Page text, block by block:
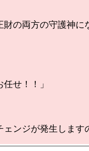
財の両方の守護神に
任せ！！」